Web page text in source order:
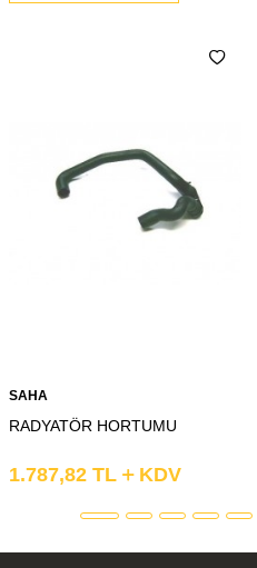
SAHA
RADYATÖR HORTUMU
1.787,82 TL KDV